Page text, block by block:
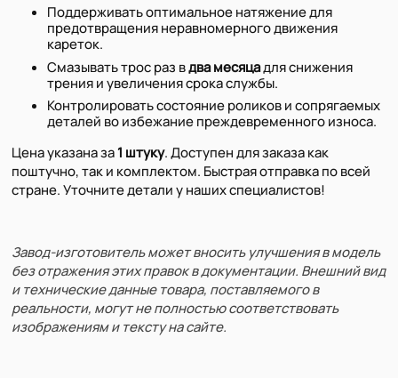
Поддерживать оптимальное натяжение для
предотвращения неравномерного движения
кареток.
Смазывать трос раз вдва месяцадля снижения
трения и увеличения срока службы.
Контролировать состояние роликов и сопрягаемых
деталей во избежание преждевременного износа.
Цена указана за1 штуку. Доступен для заказа как
поштучно, так и комплектом. Быстрая отправка по всей
стране. Уточните детали у наших специалистов!
Завод-изготовитель может вносить улучшения в модель
без отражения этих правок в документации. Внешний вид
и технические данные товара, поставляемого в
реальности, могут не полностью соответствовать
изображениям и тексту на сайте.